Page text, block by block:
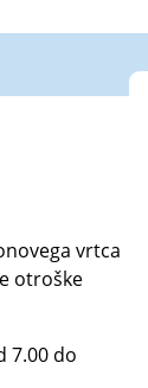
vrtca
otroške
7.00 do